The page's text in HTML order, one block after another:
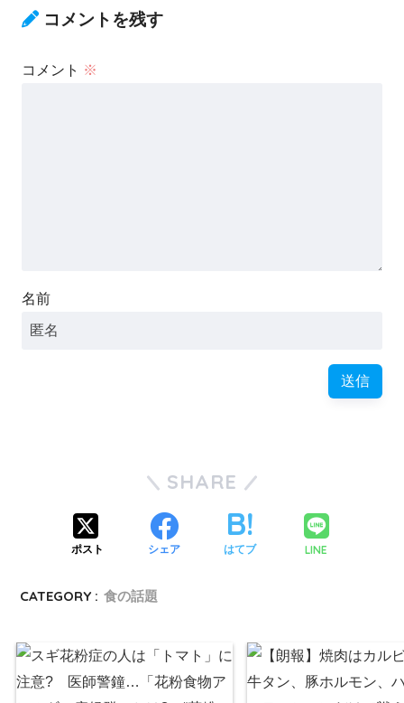
コメントを残す
コメント ※
名前
SHARE
ポスト シェア はてブ LINE
CATEGORY : 食の話題